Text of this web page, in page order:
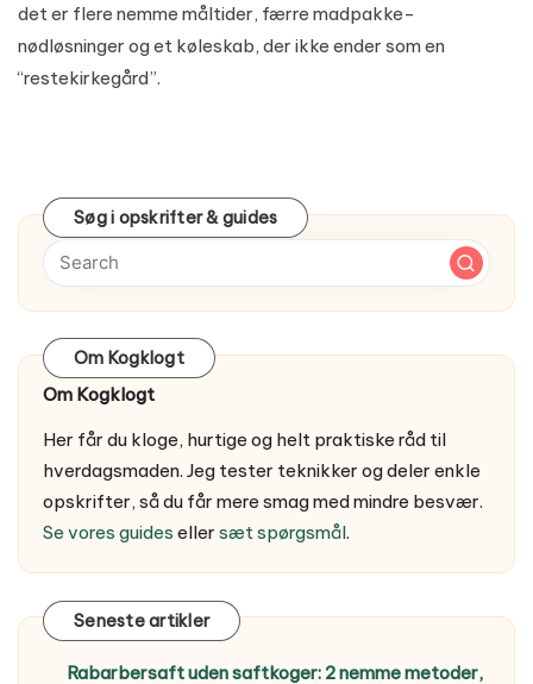
det er flere nemme måltider, færre madpakke-
nødløsninger og et køleskab, der ikke ender som en
“restekirkegård”.
Søg i opskrifter & guides
Om Kogklogt
Om Kogklogt
Her får du kloge, hurtige og helt praktiske råd til
hverdagsmaden. Jeg tester teknikker og deler enkle
opskrifter, så du får mere smag med mindre besvær.
Se vores guides eller sæt spørgsmål.
Seneste artikler
Rabarbersaft uden saftkoger: 2 nemme metoder,